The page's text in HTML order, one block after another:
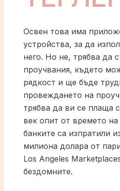
Освен това има
устройства, за да
него. Но не, трябва да
проучвания, където
рядкост и ще бъде
провеждането на
трябва да ви се плаща
век опит от времето
банките са изпратили
милиона долара от
Los Angeles
бездомните.